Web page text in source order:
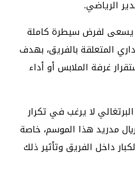
الرياضي.
يسعى لفرض سيطرة كاملة
المتعلقة بالفريق، بهدف
غرفة الملابس أو أداء
لا يرغب في تكرار
مدريد هذا الموسم، خاصة
داخل الفريق وتأثير ذلك